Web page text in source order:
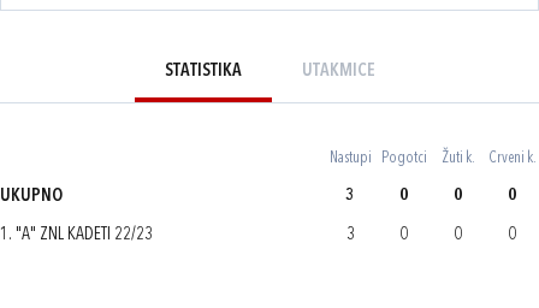
STATISTIKA UTAKMICE
Nastupi Pogotci Žuti k. Crveni k.
UKUPNO 3 0 0 0
1. "A" ZNL KADETI 22/23 3 0 0 0